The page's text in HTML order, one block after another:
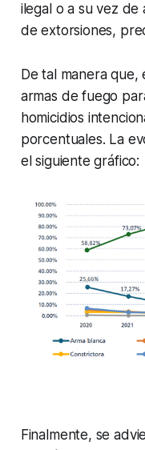
ilegal o a su vez
de extorsiones,
De tal manera
armas de fuego
homicidios
porcentuales. La
el siguiente gráfico:
Finalmente, se